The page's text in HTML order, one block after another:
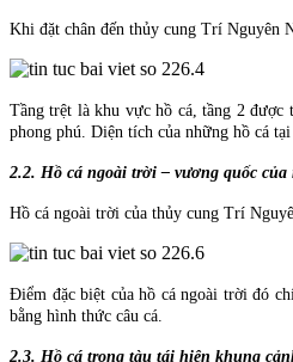
Khi đặt chân đến thủy cung Trí Nguyên
Tầng trệt là khu vực hồ cá, tầng 2 được
phong phú. Diện tích của những hồ cá
2.2. Hồ cá ngoài trời – vương quốc
Hồ cá ngoài trời của thủy cung Trí
Điểm đặc biệt của hồ cá ngoài trời đó
bằng hình thức câu cá.
2.3. Hồ cá trong tàu tái hiện khung